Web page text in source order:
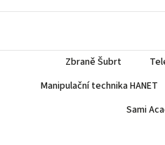
Zbraně Šubrt
Manipulační technika HANET
Sami